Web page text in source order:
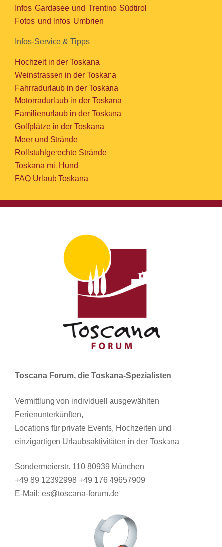
Infos Gardasee und Trentino Südtirol
Fotos und Infos Umbrien
Infos-Service & Tipps
Hochzeit in der Toskana
Weinstrassen in der Toskana
Fahrradurlaub in der Toskana
Motorradurlaub in der Toskana
Familienurlaub in der Toskana
Golfplätze in der Toskana
Meer und Strände
Rollstuhlgerechte Strände
Toskana mit Hund
FAQ Urlaub Toskana
Toscana Forum, die Toskana-Spezialisten
Vermittlung von individuell ausgewählten
Ferienunterkünften,
Locations für private Events, Hochzeiten und
einzigartigen Urlaubsaktivitäten in der Toskana
Sondermeierstr. 110 80939 München
+49 89 12392998 +49 176 49657909
E-Mail: es@toscana-forum.de